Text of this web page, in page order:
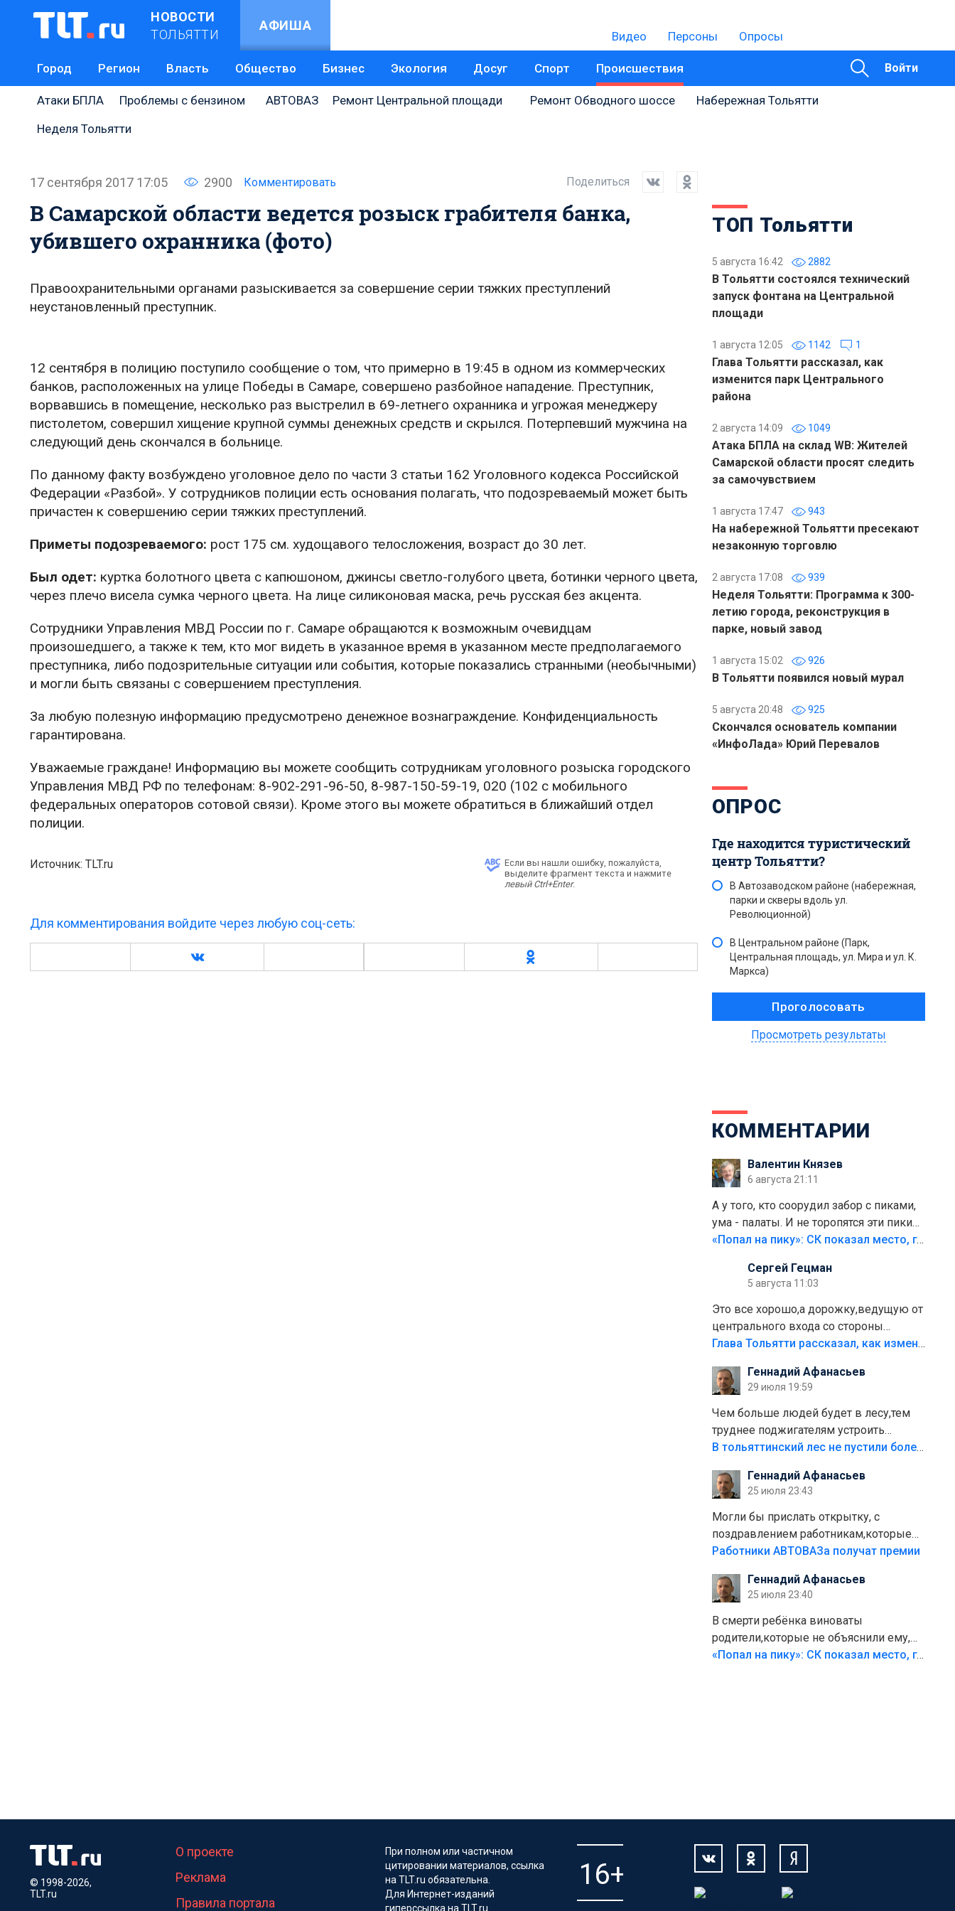
НОВОСТИ
ТОЛЬЯТТИ
АФИША
Видео Персоны Опросы
Город Регион Власть Общество Бизнес Экология Досуг Спорт Происшествия Войти
Атаки БПЛА Проблемы с бензином АВТОВАЗ Ремонт Центральной площади Ремонт Обводного шоссе
Набережная Тольятти
Неделя Тольятти
17 сентября 2017 17:05 2900 Комментировать Поделиться
В Самарской области ведется розыск грабителя банка,
убившего охранника (фото)
Правоохранительными органами разыскивается за совершение серии тяжких преступлений
неустановленный преступник.
12 сентября в полицию поступило сообщение о том, что примерно в 19:45 в одном из коммерческих
банков, расположенных на улице Победы в Самаре, совершено разбойное нападение. Преступник,
ворвавшись в помещение, несколько раз выстрелил в 69-летнего охранника и угрожая менеджеру
пистолетом, совершил хищение крупной суммы денежных средств и скрылся. Потерпевший мужчина на
следующий день скончался в больнице.
По данному факту возбуждено уголовное дело по части 3 статьи 162 Уголовного кодекса Российской
Федерации «Разбой». У сотрудников полиции есть основания полагать, что подозреваемый может быть
причастен к совершению серии тяжких преступлений.
Приметы подозреваемого: рост 175 см. худощавого телосложения, возраст до 30 лет.
Был одет: куртка болотного цвета с капюшоном, джинсы светло-голубого цвета, ботинки черного цвета,
через плечо висела сумка черного цвета. На лице силиконовая маска, речь русская без акцента.
Сотрудники Управления МВД России по г. Самаре обращаются к возможным очевидцам
произошедшего, а также к тем, кто мог видеть в указанное время в указанном месте предполагаемого
преступника, либо подозрительные ситуации или события, которые показались странными (необычными)
и могли быть связаны с совершением преступления.
За любую полезную информацию предусмотрено денежное вознаграждение. Конфиденциальность
гарантирована.
Уважаемые граждане! Информацию вы можете сообщить сотрудникам уголовного розыска городского
Управления МВД РФ по телефонам: 8-902-291-96-50, 8-987-150-59-19, 020 (102 с мобильного
федеральных операторов сотовой связи). Кроме этого вы можете обратиться в ближайший отдел
полиции.
Источник: TLT.ru
Если вы нашли ошибку, пожалуйста,
выделите фрагмент текста и нажмите
левый Ctrl+Enter.
Для комментирования войдите через любую соц-сеть:
ТОП Тольятти
5 августа 16:42 2882
В Тольятти состоялся технический
запуск фонтана на Центральной
площади
1 августа 12:05 1142 1
Глава Тольятти рассказал, как
изменится парк Центрального
района
2 августа 14:09 1049
Атака БПЛА на склад WB: Жителей
Самарской области просят следить
за самочувствием
1 августа 17:47 943
На набережной Тольятти пресекают
незаконную торговлю
2 августа 17:08 939
Неделя Тольятти: Программа к 300-
летию города, реконструкция в
парке, новый завод
1 августа 15:02 926
В Тольятти появился новый мурал
5 августа 20:48 925
Скончался основатель компании
«ИнфоЛада» Юрий Перевалов
ОПРОС
Где находится туристический
центр Тольятти?
В Автозаводском районе (набережная,
парки и скверы вдоль ул.
Революционной)
В Центральном районе (Парк,
Центральная площадь, ул. Мира и ул. К.
Маркса)
Просмотреть результаты
КОММЕНТАРИИ
Валентин Князев
6 августа 21:11
А у того, кто соорудил забор с пиками,
ума - палаты. И не торопятся эти пики
срезать
«Попал на пику»: СК показал место, где был смертельно травмирован ребенок в Тольятти
Сергей Гецман
5 августа 11:03
Это все хорошо,а дорожку,ведущую от
центрального входа со стороны
кафе"Мираж" к аттракционам слабо
плитки не хватило,т.к.осенью и зимой
лежала в парке и испортилась.Да
еще,видимо,часть украли.
Глава Тольятти рассказал, как изменится парк Центрального района
Геннадий Афанасьев
29 июля 19:59
Чем больше людей будет в лесу,тем
труднее поджигателям устроить
пожар.Тех кто разводит костры,тех
полно стоит,почему водители всё
равно едут в лес? Штрафы мизерные.
В тольяттинский лес не пустили более тысячи автомобилей
Геннадий Афанасьев
25 июля 23:43
Могли бы прислать открытку, с
поздравлением работникам,которые
больше сорока лет отработали на
Работники АВТОВАЗа получат премии
Геннадий Афанасьев
25 июля 23:40
В смерти ребёнка виноваты
родители,которые не объяснили ему,
что такое хорошо и что такое плохо!
«Попал на пику»: СК показал место, где был смертельно травмирован ребенок в Тольятти
© 1998-2026,
TLT.ru
О проекте
Реклама
Правила портала
При полном или частичном
цитировании материалов, ссылка
на TLT.ru обязательна.
Для Интернет-изданий
гиперссылка на TLT.ru